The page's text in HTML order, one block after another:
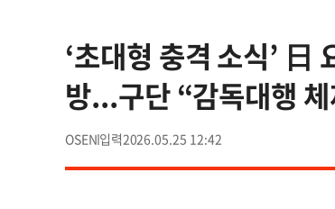
‘초대형 충격 소식’
방...구단 “감독대행
OSEN 2026.05.25 12:42